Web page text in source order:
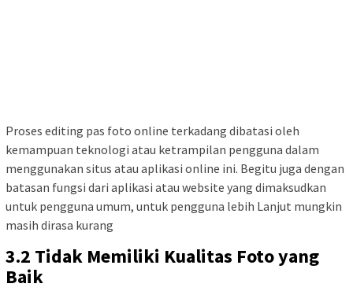
Proses editing pas foto online terkadang dibatasi oleh
kemampuan teknologi atau ketrampilan pengguna dalam
menggunakan situs atau aplikasi online ini. Begitu juga dengan
batasan fungsi dari aplikasi atau website yang dimaksudkan
untuk pengguna umum, untuk pengguna lebih Lanjut mungkin
masih dirasa kurang
3.2 Tidak Memiliki Kualitas Foto yang
Baik